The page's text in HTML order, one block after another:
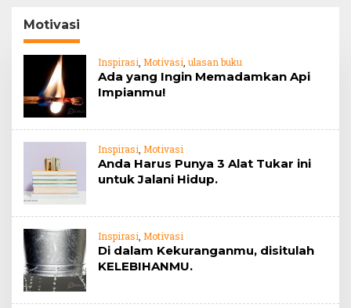
Motivasi
Inspirasi Motivasi ulasan buku
Ada yang Ingin Memadamkan Api
Impianmu!
Inspirasi Motivasi
Anda Harus Punya 3 Alat Tukar ini
untuk Jalani Hidup.
Inspirasi Motivasi
Di dalam Kekuranganmu, disitulah
KELEBIHANMU.